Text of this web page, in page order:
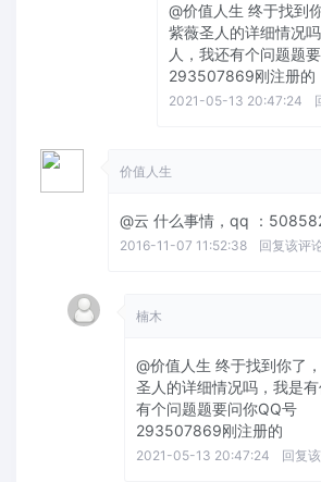
@价值人生 终于找到
紫薇圣人的详细情况
人，我还有个问题题
293507869刚注册的
2021-05-13 20:47:24
价值人生
@云 什么事情，qq ：
2016-11-07 11:52:38 回复该评
楠木
@价值人生 终于找到你了
圣人的详细情况吗，我是
有个问题题要问你QQ号
293507869刚注册的
2021-05-13 20:47:24 回复